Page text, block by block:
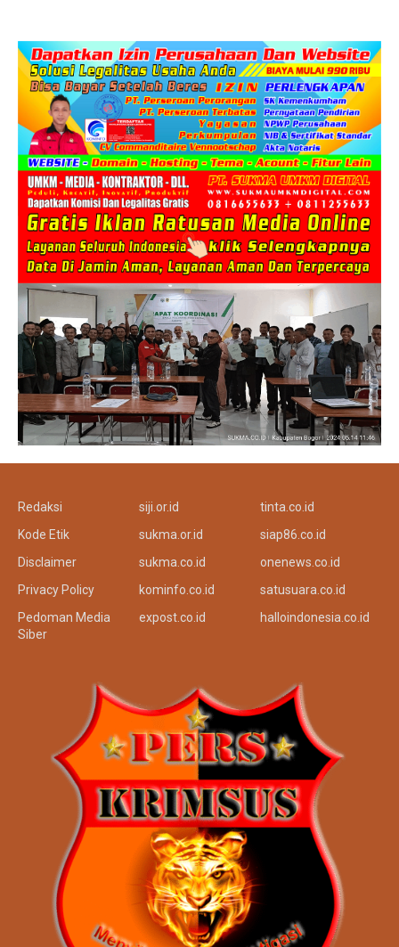
Redaksi
Kode Etik
Disclaimer
Privacy Policy
Pedoman Media
Siber
siji.or.id
sukma.or.id
sukma.co.id
kominfo.co.id
expost.co.id
tinta.co.id
siap86.co.id
onenews.co.id
satusuara.co.id
halloindonesia.co.id